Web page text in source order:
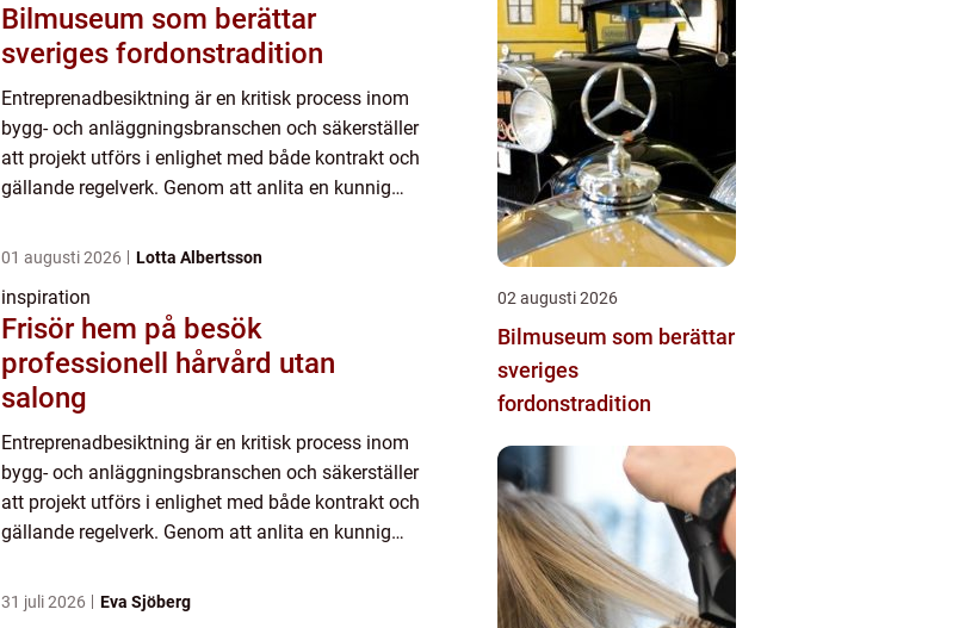
Bilmuseum som berättar
sveriges fordonstradition
Entreprenadbesiktning är en kritisk process inom
bygg- och anläggningsbranschen och säkerställer
att projekt utförs i enlighet med både kontrakt och
gällande regelverk. Genom att anlita en kunnig
01 augusti 2026 Lotta Albertsson
inspiration
Frisör hem på besök
professionell hårvård utan
salong
Entreprenadbesiktning är en kritisk process inom
bygg- och anläggningsbranschen och säkerställer
att projekt utförs i enlighet med både kontrakt och
gällande regelverk. Genom att anlita en kunnig
31 juli 2026 Eva Sjöberg
02 augusti 2026
Bilmuseum som berättar
sveriges
fordonstradition